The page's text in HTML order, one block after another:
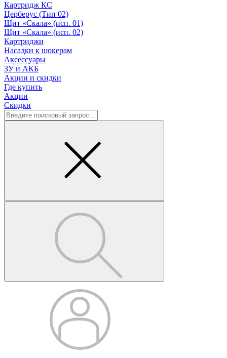
Картридж КС
Церберус (Тип 02)
Щит «Скала» (исп. 01)
Щит «Скала» (исп. 02)
Картриджи
Насадки к шокерам
Аксессуары
ЗУ и АКБ
Акции и скидки
Где купить
Акции
Скидки